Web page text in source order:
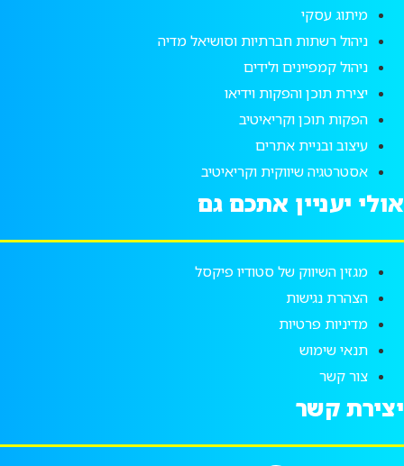
מיתוג עסקי
ניהול רשתות חברתיות וסושיאל מדיה
ניהול קמפיינים ולידים
יצירת תוכן והפקות וידיאו
הפקות תוכן וקריאיטיב
עיצוב ובניית אתרים
אסטרטגיה שיווקית וקריאיטיב
אולי יעניין אתכם גם
מגזין השיווק של סטודיו פיקסל
הצהרת נגישות
מדיניות פרטיות
תנאי שימוש
צור קשר
יצירת קשר